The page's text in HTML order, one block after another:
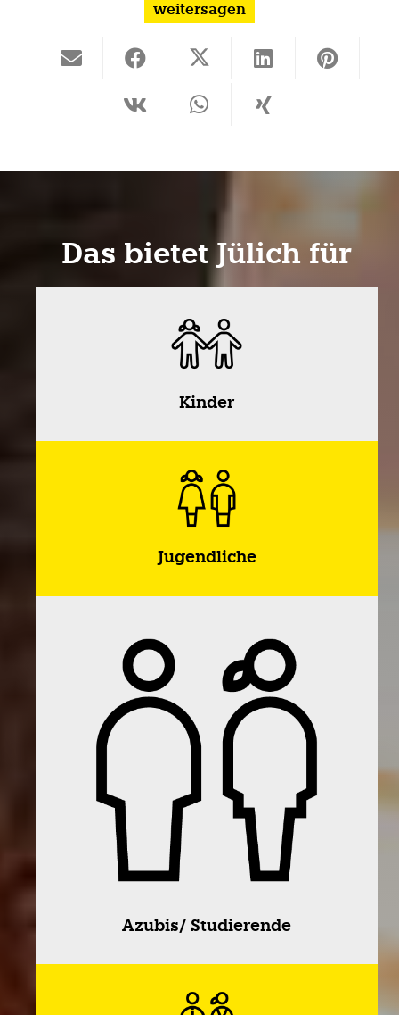
weitersagen
Das bietet Jülich für
Kinder
Jugendliche
Azubis/ Studierende